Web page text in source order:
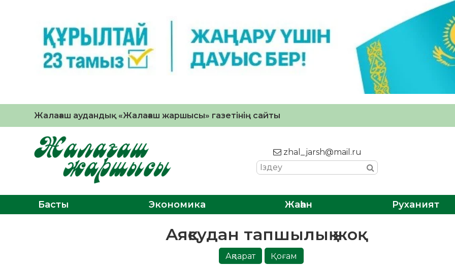
Жалағаш аудандық «Жалағаш жаршысы» газетінің сайты
zhal_jarsh@mail.ru
Басты Экономика Жаһан Руханият
Аяқсудан тапшылық жоқ
Ақпарат
Қоғам